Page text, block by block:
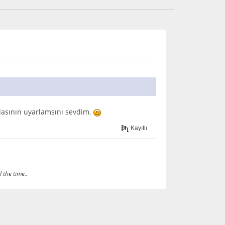
uyarlamsını sevdim.
Kayıtlı
the time..